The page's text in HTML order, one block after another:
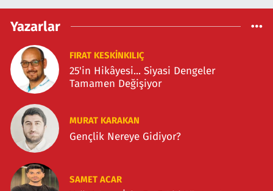
Yazarlar
FIRAT KESKİNKILIÇ
25'in Hikâyesi... Siyasi Dengeler
Tamamen Değişiyor
MURAT KARAKAN
Gençlik Nereye Gidiyor?
SAMET ACAR